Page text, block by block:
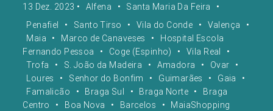
13 Dez. 2023 • Alfena • Santa Maria Da Feira
•
Penafiel
• Santo Tirso • Vila do Conde • Valença
•
Maia
• Marco de Canaveses •
Hospital Escola
Fernando Pessoa
• Coge (Espinho) • Vila Real
•
Trofa
• S. João da Madeira • Amadora • Ovar
•
Loures
• Senhor do Bonfim • Guimarães • Gaia
•
Famalicão
• Braga Sul • Braga Norte •
Braga
Centro
• Boa Nova • Barcelos • MaiaShopping